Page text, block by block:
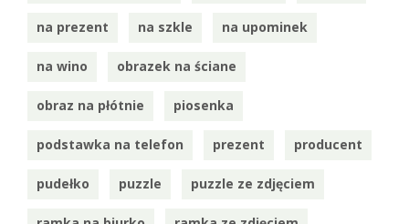
na prezent na szkle na upominek
na wino obrazek na ściane
obraz na płótnie piosenka
podstawka na telefon prezent producent
pudełko puzzle puzzle ze zdjęciem